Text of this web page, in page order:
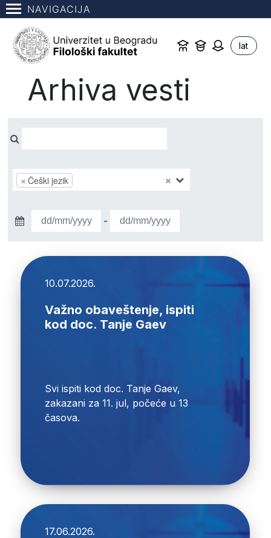
NAVIGACIJA
lat
Arhiva vesti
×
× Češki jezik
-
10.07.2026.
Važno obaveštenje, ispiti
kod doc. Tanje Gaev
Svi ispiti kod doc. Tanje Gaev,
zakazani za 11. jul, počeće u 13
časova.
17.06.2026.